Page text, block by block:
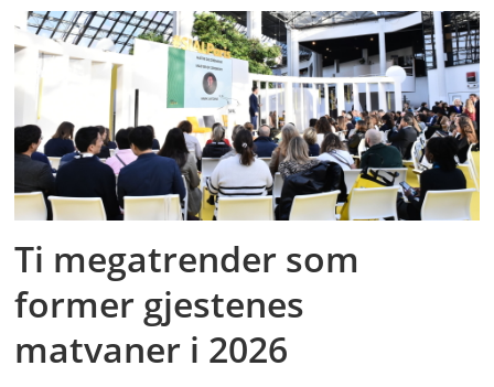
Ti megatrender som
former gjestenes
matvaner i 2026